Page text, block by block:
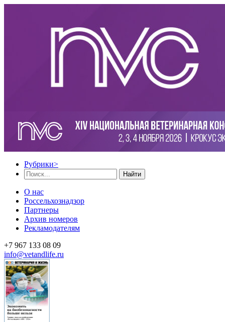
Рубрики>
Найти
О нас
Россельхознадзор
Партнеры
Архив номеров
Рекламодателям
+7 967 133 08 09
info@vetandlife.ru